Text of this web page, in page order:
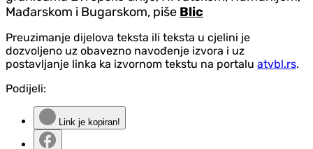
Mađarskom i Bugarskom, piše Blic
Preuzimanje dijelova teksta ili teksta u cjelini je
dozvoljeno uz obavezno navođenje izvora i uz
postavljanje linka ka izvornom tekstu na portalu atvbl.rs.
Podijeli:
Link je kopiran!